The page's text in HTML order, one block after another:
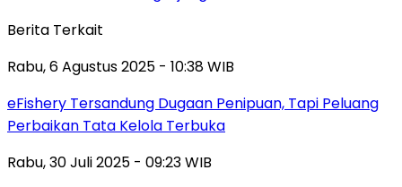
Berita Terkait
Rabu, 6 Agustus 2025 - 10:38 WIB
eFishery Tersandung Dugaan Penipuan, Tapi Peluang
Perbaikan Tata Kelola Terbuka
Rabu, 30 Juli 2025 - 09:23 WIB